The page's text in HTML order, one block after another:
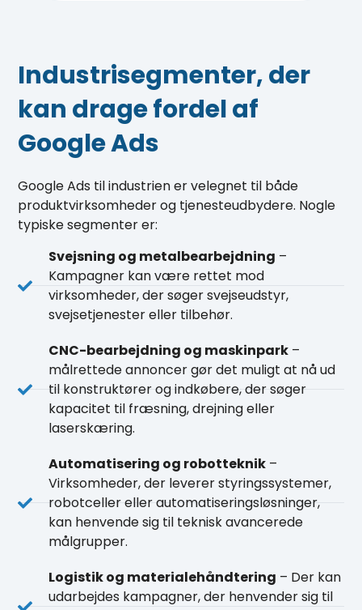
Industrisegmenter, der
kan drage fordel af
Google Ads
Google Ads til industrien er velegnet til både
produktvirksomheder og tjenesteudbydere. Nogle
typiske segmenter er:
Svejsning og metalbearbejdning –
Kampagner kan være rettet mod
virksomheder, der søger svejseudstyr,
svejsetjenester eller tilbehør.
CNC-bearbejdning og maskinpark–
målrettede annoncer gør det muligt at nå ud
til konstruktører og indkøbere, der søger
kapacitet til fræsning, drejning eller
laserskæring.
Automatisering og robotteknik–
Virksomheder, der leverer styringssystemer,
robotceller eller automatiseringsløsninger,
kan henvende sig til teknisk avancerede
målgrupper.
Logistik og materialehåndtering – Der kan
udarbejdes kampagner, der henvender sig til